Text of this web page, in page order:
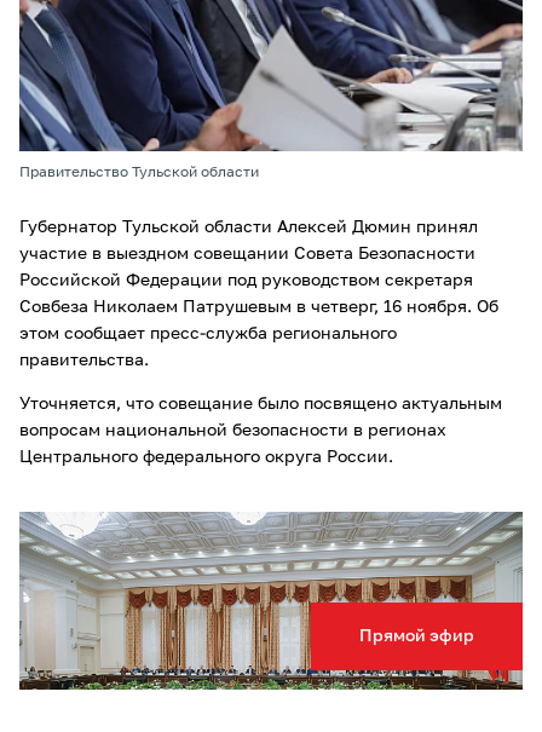
Прямой эфир
Правительство Тульской области
Губернатор Тульской области Алексей Дюмин принял
участие в выездном совещании Совета Безопасности
Российской Федерации под руководством секретаря
Совбеза Николаем Патрушевым в четверг, 16 ноября. Об
этом сообщает пресс-служба регионального
правительства.
Уточняется, что совещание было посвящено актуальным
вопросам национальной безопасности в регионах
Центрального федерального округа России.